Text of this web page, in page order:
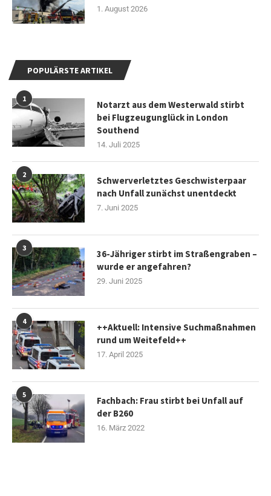
1. August 2026
POPULÄRSTE ARTIKEL
1
Notarzt aus dem Westerwald stirbt
bei Flugzeugunglück in London
Southend
14. Juli 2025
2
Schwerverletztes Geschwisterpaar
nach Unfall zunächst unentdeckt
7. Juni 2025
3
36-Jähriger stirbt im Straßengraben –
wurde er angefahren?
29. Juni 2025
4
++Aktuell: Intensive Suchmaßnahmen
rund um Weitefeld++
17. April 2025
5
Fachbach: Frau stirbt bei Unfall auf
der B260
16. März 2022